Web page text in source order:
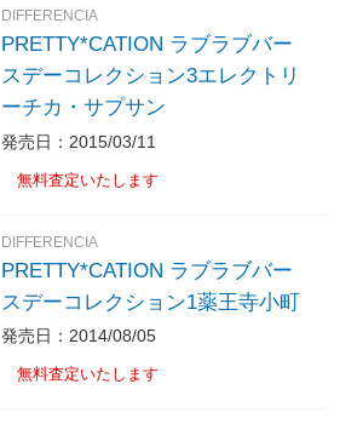
DIFFERENCIA
PRETTY*CATION ラブラブバー
スデーコレクション3エレクトリ
ーチカ・サプサン
発売日：2015/03/11
無料査定いたします
DIFFERENCIA
PRETTY*CATION ラブラブバー
スデーコレクション1薬王寺小町
発売日：2014/08/05
無料査定いたします